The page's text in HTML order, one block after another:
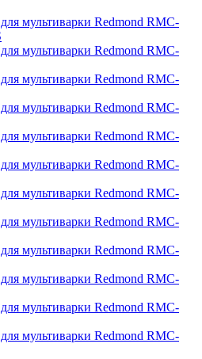
мультиварки Redmond RMC-
мультиварки Redmond RMC-
мультиварки Redmond RMC-
мультиварки Redmond RMC-
мультиварки Redmond RMC-
мультиварки Redmond RMC-
мультиварки Redmond RMC-
мультиварки Redmond RMC-
мультиварки Redmond RMC-
мультиварки Redmond RMC-
мультиварки Redmond RMC-
мультиварки Redmond RMC-